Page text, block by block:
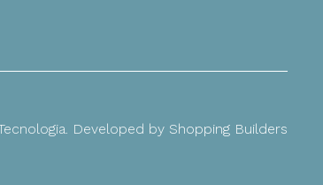
Developed by Shopping Builders